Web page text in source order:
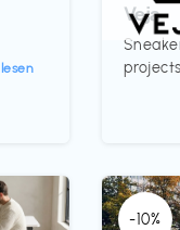
Veja
-10%